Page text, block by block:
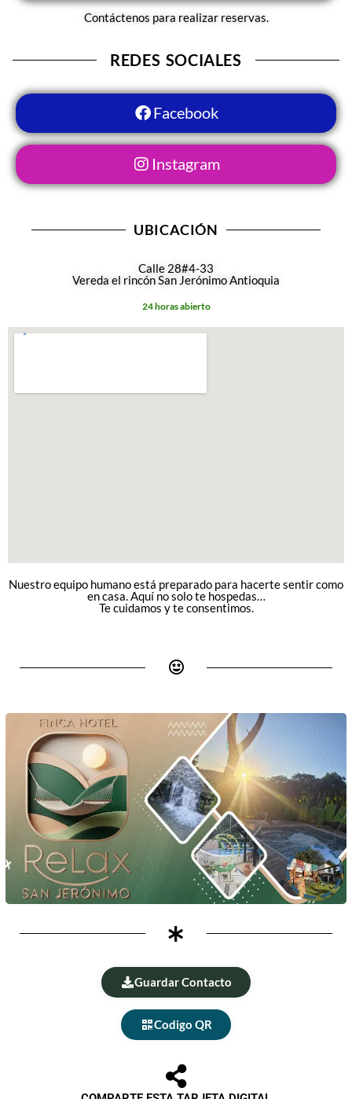
Contáctenos para realizar reservas.
REDES SOCIALES
Facebook
Instagram
UBICACIÓN
Calle 28#4-33
Vereda el rincón San Jerónimo Antioquia
24 horas abierto
Nuestro equipo humano está preparado para hacerte sentir como
en casa. Aquí no solo te hospedas…
Te cuidamos y te consentimos.
Guardar Contacto
Codigo QR